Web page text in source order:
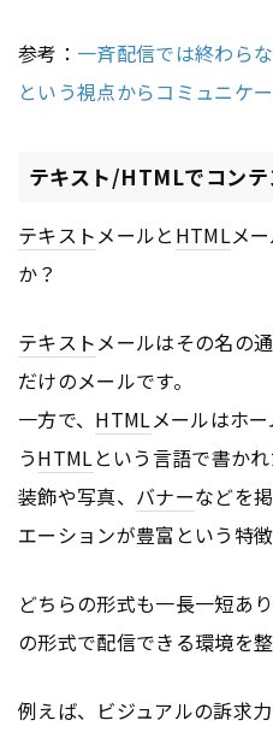
参考： 一斉配信では終わら
という視点からコミュニケ
テキスト/HTMLでコン
テキストメールと HTMLメ
か？
テキストメールはその名の
だけのメールです。
一方で、 HTMLメールはホー
うHTMLという言語で書かれ
装飾や写真、 バナーなどを
エーションが豊富という特徴
どちらの形式も一長一短あ
の形式で配信できる環境を
例えば、ビジュアルの訴求